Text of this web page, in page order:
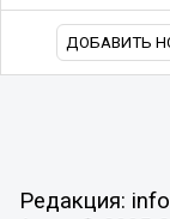
ДОБАВИТЬ
Редакция: